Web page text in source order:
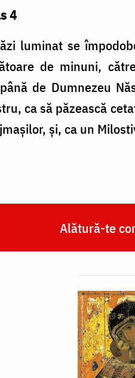
4
luminat se
de minuni,
de Dumnezeu
ca să păzească
și, ca un
Alătură-te